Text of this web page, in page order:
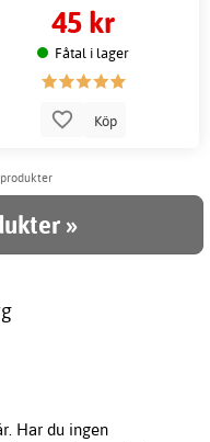
45 kr
Fåtal i lager
Köp
produkter
»
Har du ingen